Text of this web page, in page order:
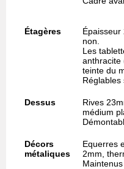
Étagères
Épaisseur
non.
Les
anthracite
teinte du
Réglables
Dessus
Rives
médium
Décors
métaliques
Equerres
2mm,